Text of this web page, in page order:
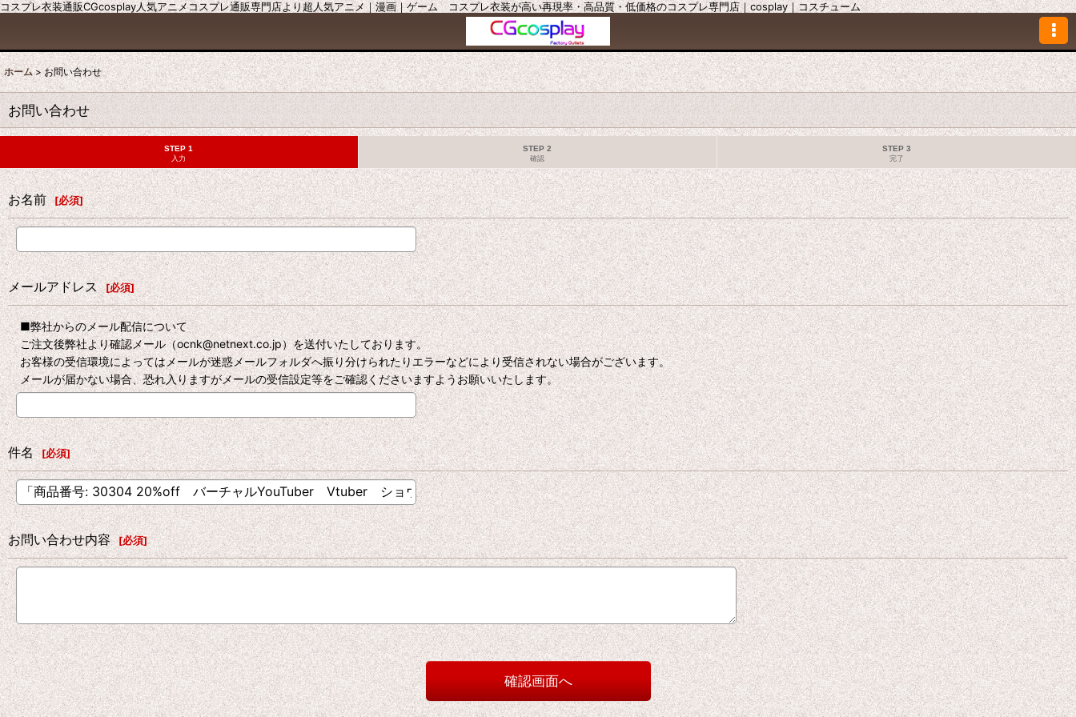
コスプレ衣装通販CGcosplay人気アニメコスプレ通販専門店より超人気アニメ｜漫画｜ゲーム コスプレ衣装が高い再現率・高品質・低価格のコスプレ専門店｜cosplay｜コスチューム
ホーム > お問い合わせ
お問い合わせ
STEP 1
入力
STEP 2
確認
STEP 3
完了
お名前 [必須]
メールアドレス [必須]
■弊社からのメール配信について
ご注文後弊社より確認メール（ocnk@netnext.co.jp）を送付いたしております。
お客様の受信環境によってはメールが迷惑メールフォルダへ振り分けられたりエラーなどにより受信されない場合がございます。
メールが届かない場合、恐れ入りますがメールの受信設定等をご確認くださいますようお願いいたします。
件名 [必須]
お問い合わせ内容 [必須]
確認画面へ